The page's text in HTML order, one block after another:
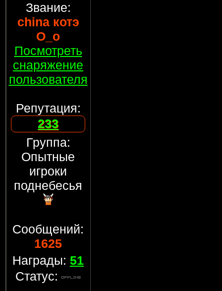
Звание:
china котэ
О_о
Посмотреть
снаряжение
пользователя
Репутация:
233
Группа:
Опытные
игроки
поднебесья
Сообщений:
1625
Награды: 51
Статус: